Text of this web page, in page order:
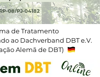
08/PJ-04182
de Tratamento
ao Dachverband DBT e.V.
Alemã de DBT)